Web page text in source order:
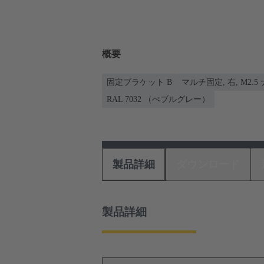
概要
固定ブラケット B マルチ固定, 右, M2.5
RAL 7032 （ぺブルグレー）
製品詳細
製品詳細